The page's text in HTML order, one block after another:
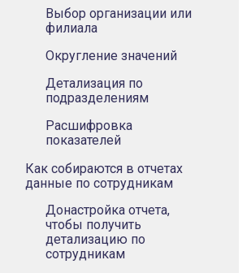
Выбор организации или
филиала
Округление значений
Детализация по
подразделениям
Расшифровка
показателей
Как собираются в отчетах
данные по сотрудникам
Донастройка отчета,
чтобы получить
детализацию по
сотрудникам